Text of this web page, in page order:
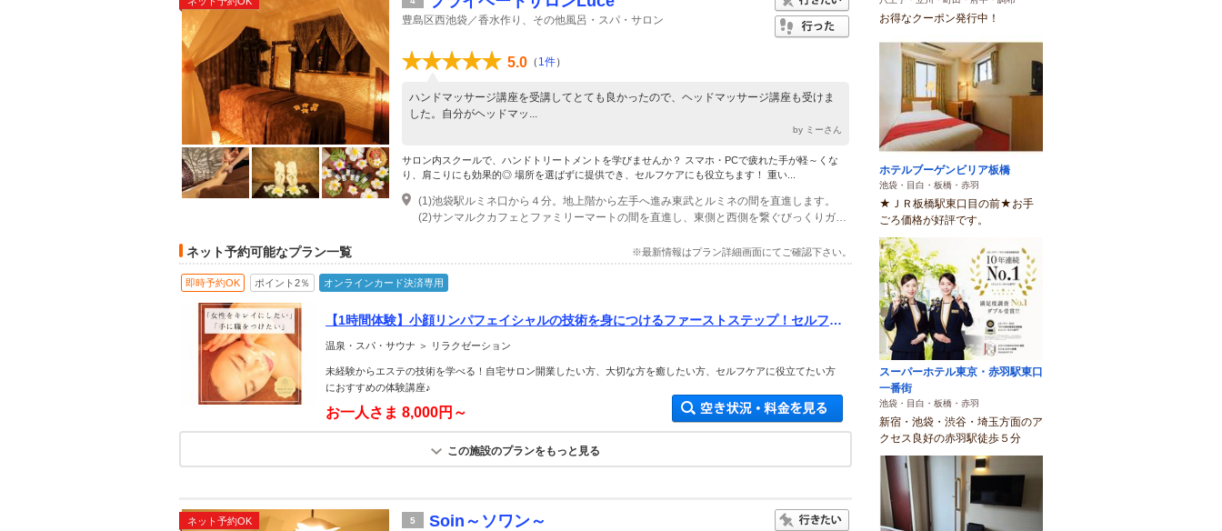
豊島区西池袋／香水作り、その他風呂・スパ・サロン
5.0 （ 1件）
ハンドマッサージ講座を受講してとても良かったので、ヘッドマッサージ講座も受けま
した。自分がヘッドマッ...
by ミーさん
サロン内スクールで、ハンドトリートメントを学びませんか？ スマホ・PCで疲れた手が軽～くな
り、肩こりにも効果的◎ 場所を選ばずに提供でき、セルフケアにも役立ちます！ 重い...
(1)池袋駅ルミネ口から４分。地上階から左手へ進み東武とルミネの間を直進します。
(2)サンマルクカフェとファミリーマートの間を直進し、東側と西側を繋ぐびっくりガードの通りまで行きま、向かいのローソン側に渡ります。
ネット予約可能なプラン一覧 ※最新情報はプラン詳細画面にてご確認下さい。
即時予約OK ポイント2％ オンラインカード決済専用
【1時間体験】小顔リンパフェイシャルの技術を身につけるファーストステップ！セルフケ
温泉・スパ・サウナ ＞ リラクゼーション
未経験からエステの技術を学べる！自宅サロン開業したい方、大切な方を癒したい方、セルフケアに役立てたい方
におすすめの体験講座♪
お一人さま 8,000円～
空き状況・料金を見る
この施設のプランをもっと見る
ネット予約OK 5 Soin～ソワン～
お得なクーポン発行中！
ホテルブーゲンビリア板橋
池袋・目白・板橋・赤羽
★ＪＲ板橋駅東口目の前★お手
ごろ価格が好評です。
スーパーホテル東京・赤羽駅東口
一番街
池袋・目白・板橋・赤羽
新宿・池袋・渋谷・埼玉方面のア
クセス良好の赤羽駅徒歩５分